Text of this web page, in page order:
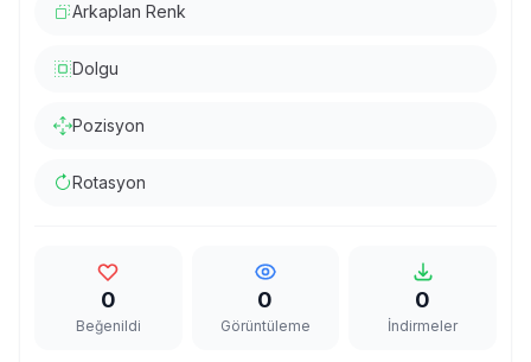
Arkaplan Renk
Dolgu
Pozisyon
Rotasyon
0
Beğenildi
0
Görüntüleme
0
İndirmeler